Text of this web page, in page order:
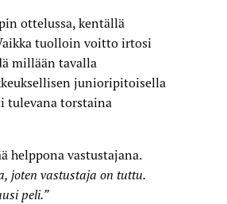
ottelussa, kentällä
tuolloin voitto irtosi
millään tavalla
junioripitoisella
tulevana torstaina
helppona vastustajana.
joten vastustaja on tuttu.
peli.”